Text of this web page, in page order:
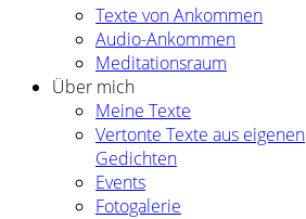
Texte von Ankommen
Audio-Ankommen
Meditationsraum
Über mich
Meine Texte
Vertonte Texte aus eigenen
Gedichten
Events
Fotogalerie